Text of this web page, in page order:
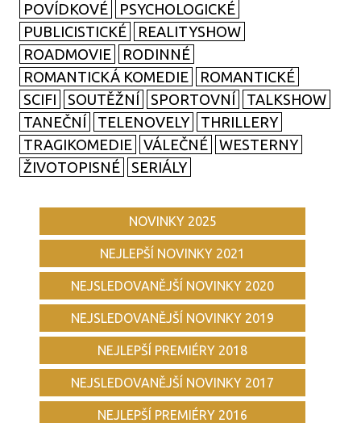
POVÍDKOVÉ
PSYCHOLOGICKÉ
PUBLICISTICKÉ
REALITYSHOW
ROADMOVIE
RODINNÉ
ROMANTICKÁ KOMEDIE
ROMANTICKÉ
SCIFI
SOUTĚŽNÍ SPORTOVNÍ
TALKSHOW
TANEČNÍ
TELENOVELY
THRILLERY
TRAGIKOMEDIE
VÁLEČNÉ
WESTERNY
ŽIVOTOPISNÉ
SERIÁLY
NOVINKY 2025
NEJLEPŠÍ NOVINKY 2021
NEJSLEDOVANĚJŠÍ NOVINKY 2020
NEJSLEDOVANĚJŠÍ NOVINKY 2019
NEJLEPŠÍ PREMIÉRY 2018
NEJSLEDOVANĚJŠÍ NOVINKY 2017
NEJLEPŠÍ PREMIÉRY 2016